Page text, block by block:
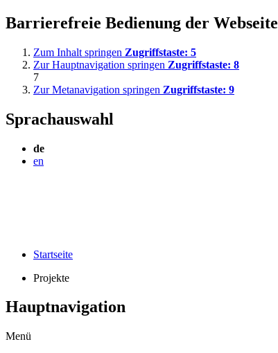
Barrierefreie Bedienung der Webseite
Zum Inhalt springen Zugriffstaste: 5
Zur Hauptnavigation springen Zugriffstaste: 8
7
Zur Metanavigation springen Zugriffstaste: 9
Sprachauswahl
de
en
Startseite
Projekte
Hauptnavigation
Menü